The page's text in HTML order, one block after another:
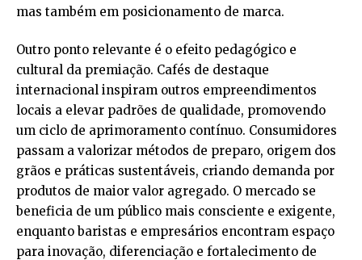
mas também em posicionamento de marca.
Outro ponto relevante é o efeito pedagógico e
cultural da premiação. Cafés de destaque
internacional inspiram outros empreendimentos
locais a elevar padrões de qualidade, promovendo
um ciclo de aprimoramento contínuo. Consumidores
passam a valorizar métodos de preparo, origem dos
grãos e práticas sustentáveis, criando demanda por
produtos de maior valor agregado. O mercado se
beneficia de um público mais consciente e exigente,
enquanto baristas e empresários encontram espaço
para inovação, diferenciação e fortalecimento de